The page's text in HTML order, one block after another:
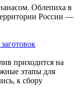
Облепиха в
России —
приходится на
этапы для
к сбору